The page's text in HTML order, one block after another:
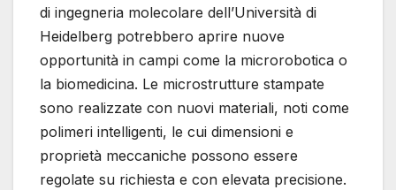
di ingegneria molecolare dell’Università di
Heidelberg potrebbero aprire nuove
opportunità in campi come la microrobotica o
la biomedicina. Le microstrutture stampate
sono realizzate con nuovi materiali, noti come
polimeri intelligenti, le cui dimensioni e
proprietà meccaniche possono essere
regolate su richiesta e con elevata precisione.